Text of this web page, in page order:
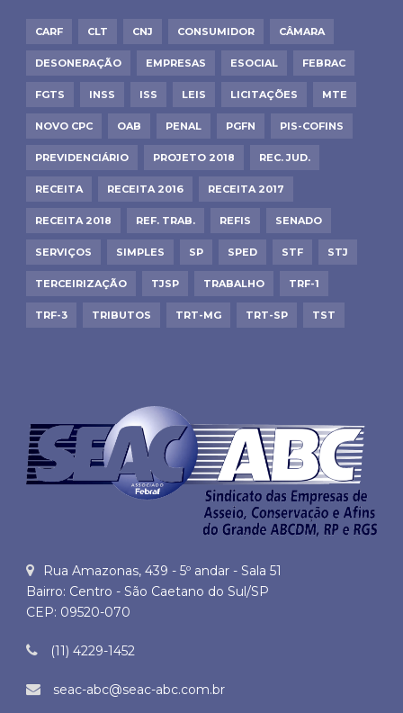
CARF CLT CNJ CONSUMIDOR CÂMARA
DESONERAÇÃO EMPRESAS ESOCIAL FEBRAC
FGTS INSS ISS LEIS LICITAÇÕES MTE
NOVO CPC OAB PENAL PGFN PIS-COFINS
PREVIDENCIÁRIO PROJETO 2018 REC. JUD.
RECEITA RECEITA 2016 RECEITA 2017
RECEITA 2018 REF. TRAB. REFIS SENADO
SERVIÇOS SIMPLES SP SPED STF STJ
TERCEIRIZAÇÃO TJSP TRABALHO TRF-1
TRF-3 TRIBUTOS TRT-MG TRT-SP TST
Rua Amazonas, 439 - 5º andar - Sala 51
Bairro: Centro - São Caetano do Sul/SP
CEP: 09520-070
(11) 4229-1452
seac-abc@seac-abc.com.br